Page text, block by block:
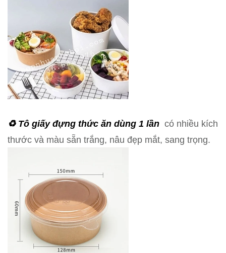
♻️ Tô giấyđựng thức ăn dùng 1 lần có nhiều kích
thước và màu sẵn trắng, nâu đẹp mắt, sang trọng.